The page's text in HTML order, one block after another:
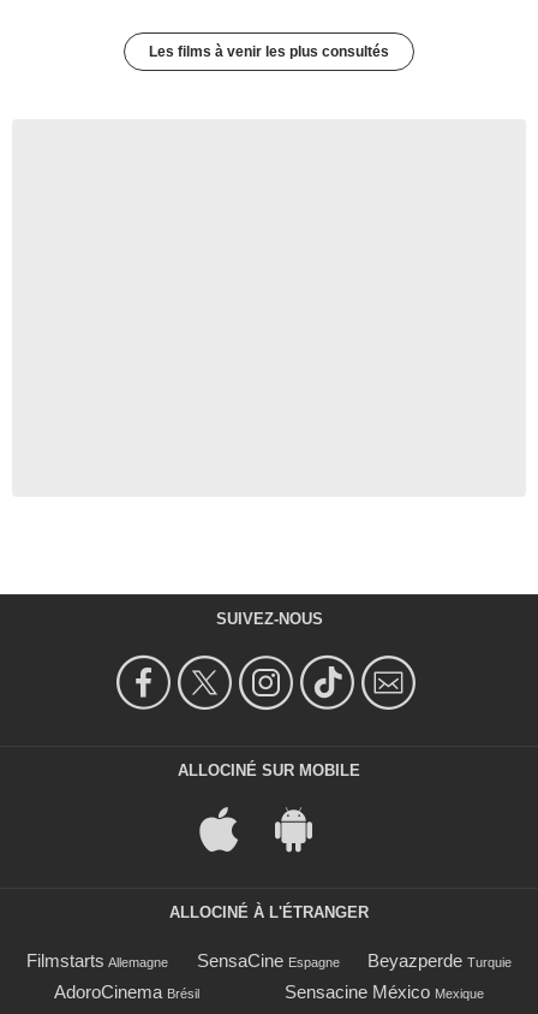
Les films à venir les plus consultés
SUIVEZ-NOUS
ALLOCINÉ SUR MOBILE
ALLOCINÉ À L'ÉTRANGER
Filmstarts Allemagne SensaCine Espagne Beyazperde Turquie
AdoroCinema Brésil Sensacine México Mexique